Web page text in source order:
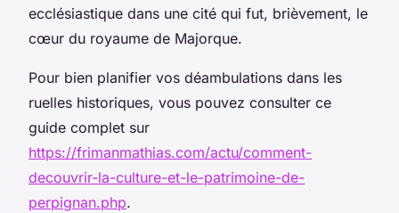
ecclésiastique dans une cité qui fut, brièvement, le
cœur du royaume de Majorque.
Pour bien planifier vos déambulations dans les
ruelles historiques, vous pouvez consulter ce
guide complet sur
https://frimanmathias.com/actu/comment-
decouvrir-la-culture-et-le-patrimoine-de-
perpignan.php.